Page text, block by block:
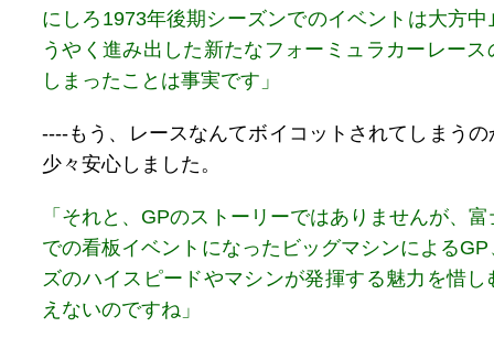
にしろ1973年後期シーズンでのイベントは大方
うやく進み出した新たなフォーミュラカーレー
しまったことは事実です」
----もう、レースなんてボイコットされてしまう
少々安心しました。
「それと、GPのストーリーではありませんが、
での看板イベントになったビッグマシンによる
ズのハイスピードやマシンが発揮する魅力を惜
えないのですね」